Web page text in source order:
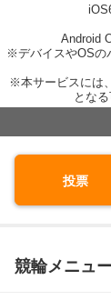
Android
※デバイスやOSの
※本サービスには
とな
投票
競輪メニュ